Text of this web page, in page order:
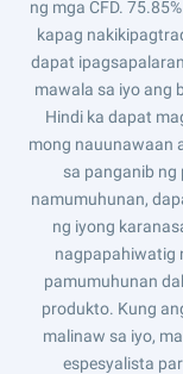
ng mga CFD.
kapag
dapat
mawala sa iyo ang
Hindi ka dapat
mong nauunawaan
sa panganib
namumuhunan,
ng iyong
nagpapahiwatig
pamumuhunan
produkto. Kung
malinaw sa iyo,
espesyalista